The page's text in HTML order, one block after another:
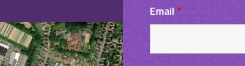
Email *